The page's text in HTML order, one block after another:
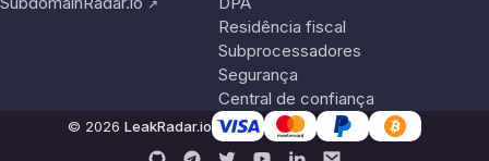
↗
Residência fiscal
Subprocessadores
Segurança
Central de confiança
© 2026 LeakRadar.io